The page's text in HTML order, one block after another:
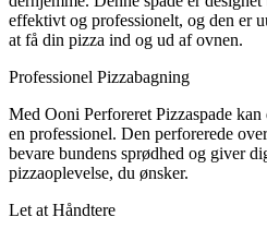
effektivt og professionelt, og den er
at få din pizza ind og ud af ovnen.
Professionel Pizzabagning
Med Ooni Perforeret Pizzaspade
en professionel. Den perforerede
bevare bundens sprødhed og giver
pizzaoplevelse, du ønsker.
Let at Håndtere